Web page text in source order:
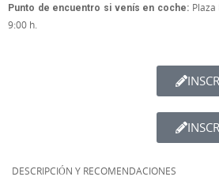
Punto de encuentro si venís en coche:
9:00 h.
DESCRIPCIÓN Y RECOMENDACIONES